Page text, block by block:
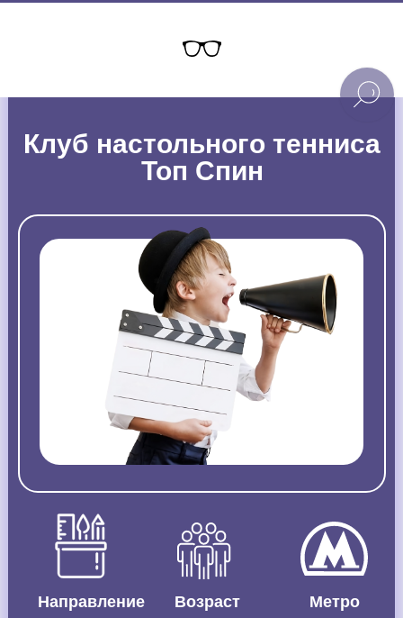
Клуб настольного тенниса
Топ Спин
Направление Возраст Метро